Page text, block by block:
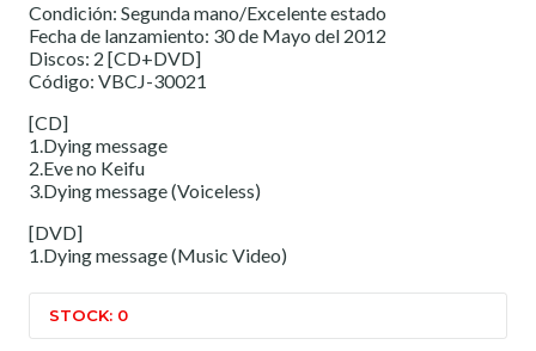
Condición: Segunda mano/Excelente estado
Fecha de lanzamiento: 30 de Mayo del 2012
Discos: 2 [CD+DVD]
Código: VBCJ-30021
[CD]
1.Dying message
2.Eve no Keifu
3.Dying message (Voiceless)
[DVD]
1.Dying message (Music Video)
STOCK: 0